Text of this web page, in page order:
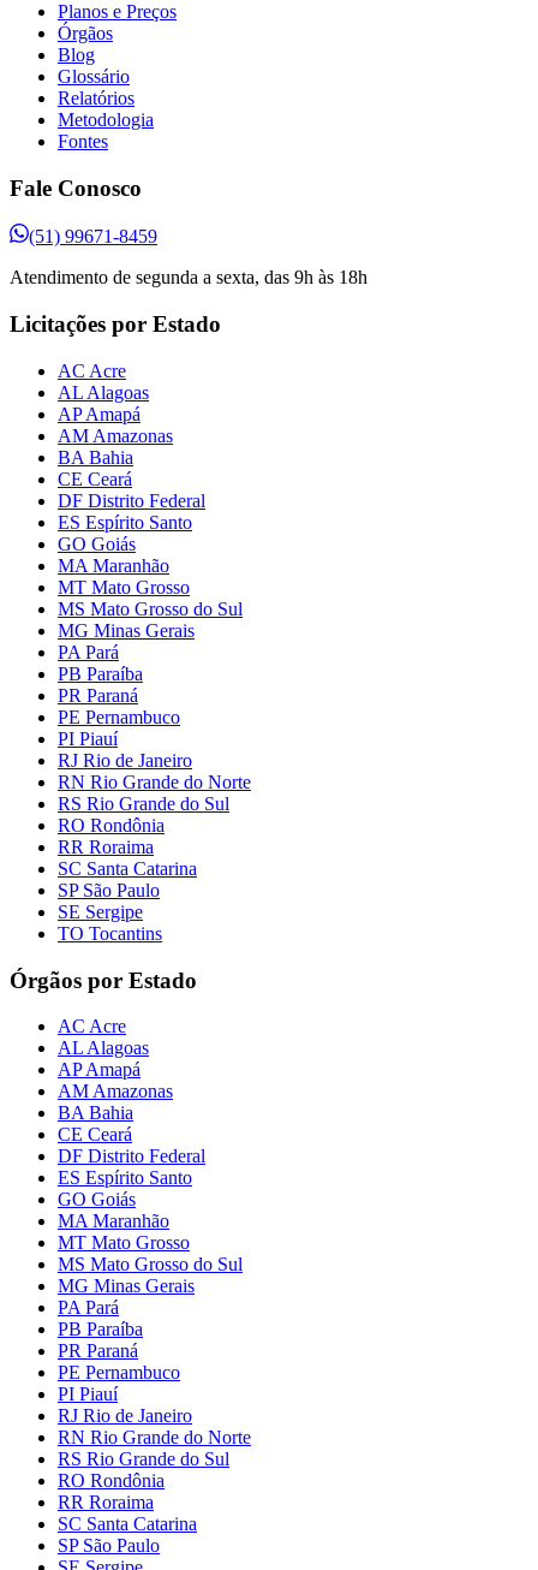
Planos e Preços
Órgãos
Blog
Glossário
Relatórios
Metodologia
Fontes
Fale Conosco
(51) 99671-8459
Atendimento de segunda a sexta, das 9h às 18h
Licitações por Estado
AC Acre
AL Alagoas
AP Amapá
AM Amazonas
BA Bahia
CE Ceará
DF Distrito Federal
ES Espírito Santo
GO Goiás
MA Maranhão
MT Mato Grosso
MS Mato Grosso do Sul
MG Minas Gerais
PA Pará
PB Paraíba
PR Paraná
PE Pernambuco
PI Piauí
RJ Rio de Janeiro
RN Rio Grande do Norte
RS Rio Grande do Sul
RO Rondônia
RR Roraima
SC Santa Catarina
SP São Paulo
SE Sergipe
TO Tocantins
Órgãos por Estado
AC Acre
AL Alagoas
AP Amapá
AM Amazonas
BA Bahia
CE Ceará
DF Distrito Federal
ES Espírito Santo
GO Goiás
MA Maranhão
MT Mato Grosso
MS Mato Grosso do Sul
MG Minas Gerais
PA Pará
PB Paraíba
PR Paraná
PE Pernambuco
PI Piauí
RJ Rio de Janeiro
RN Rio Grande do Norte
RS Rio Grande do Sul
RO Rondônia
RR Roraima
SC Santa Catarina
SP São Paulo